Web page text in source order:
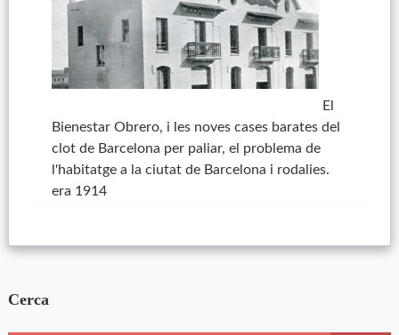
El
Bienestar Obrero, i les noves cases barates del
clot de Barcelona per paliar, el problema de
l'habitatge a la ciutat de Barcelona i rodalies.
era 1914
Cerca